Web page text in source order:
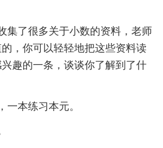
集了很多关于小数的资料，老师
，你可以轻轻地把这些资料读
趣的一条，谈谈你了解到了什
一本练习本元。